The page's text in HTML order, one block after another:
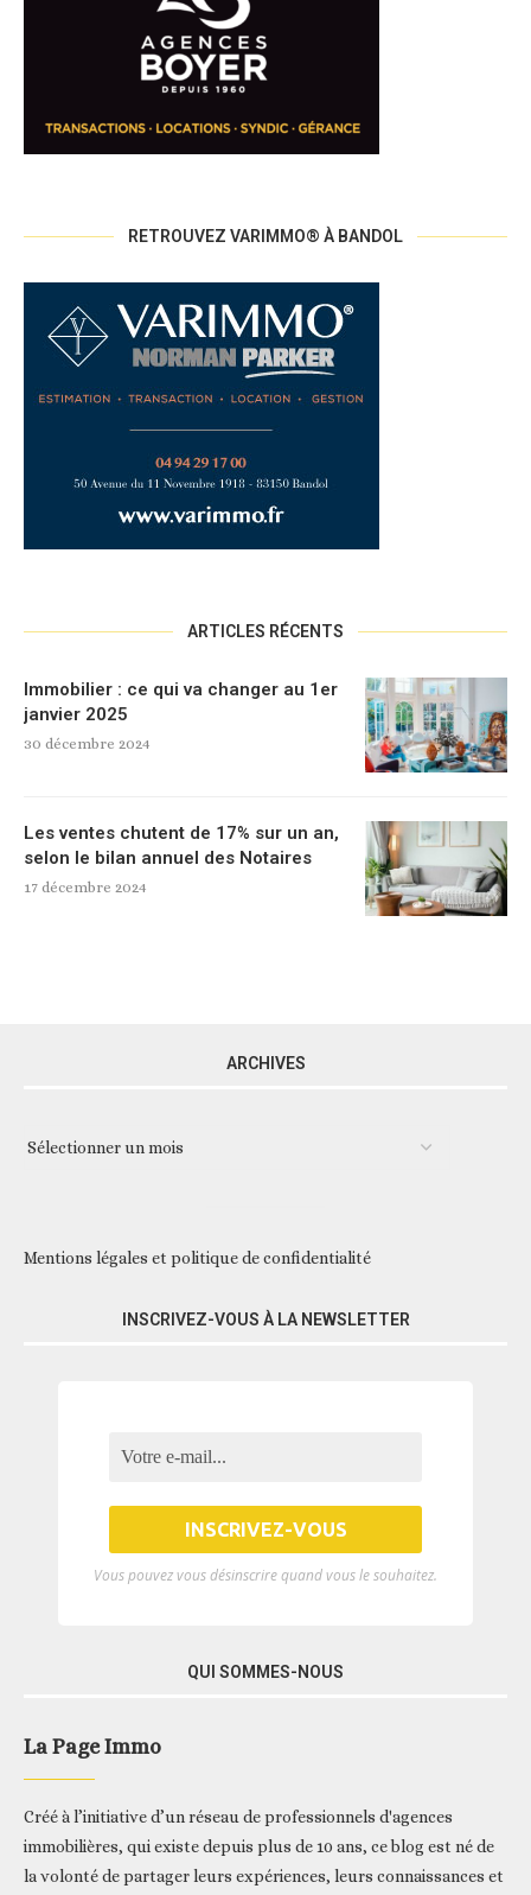
RETROUVEZ VARIMMO® À BANDOL
ARTICLES RÉCENTS
Immobilier : ce qui va changer au 1er
janvier 2025
30 décembre 2024
Les ventes chutent de 17% sur un an,
selon le bilan annuel des Notaires
17 décembre 2024
ARCHIVES
Mentions légales et politique de confidentialité
INSCRIVEZ-VOUS À LA NEWSLETTER
Vous pouvez vous désinscrire quand vous le souhaitez.
QUI SOMMES-NOUS
La Page Immo
Créé à l’initiative d’un réseau de professionnels d'agences
immobilières, qui existe depuis plus de 10 ans, ce blog est né de
la volonté de partager leurs expériences, leurs connaissances et